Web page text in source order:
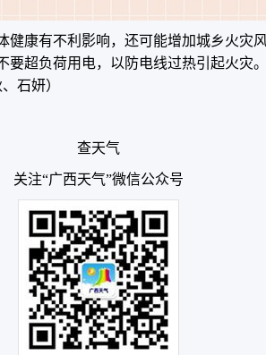
健康有不利影响，还可能增加城乡火灾
要超负荷用电，以防电线过热引起火灾
石妍）
查天气
关注“广西天气”微信公众号